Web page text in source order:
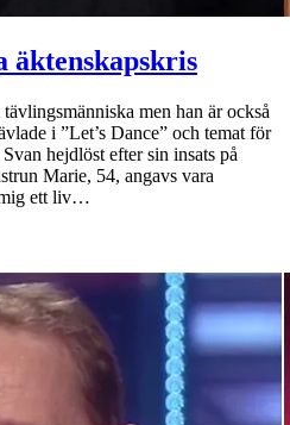
äktenskapskris
men han är också
i ”Let’s Dance” och temat för
hejdlöst efter sin insats på
Marie, 54, angavs vara
mig ett liv…